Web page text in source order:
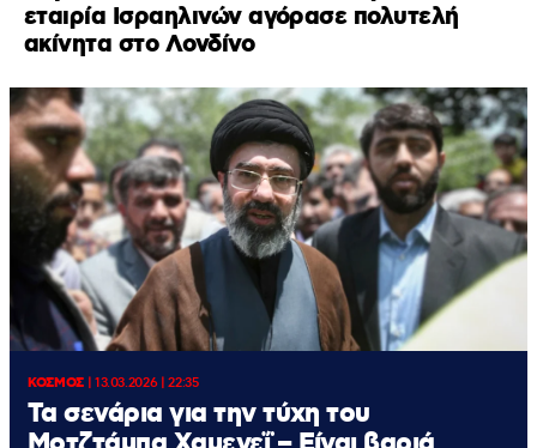
εταιρία Ισραηλινών αγόρασε πολυτελή
ακίνητα στο Λονδίνο
ΚΟΣΜΟΣ| 13.03.2026 | 22:35
Τα σενάρια για την τύχη του